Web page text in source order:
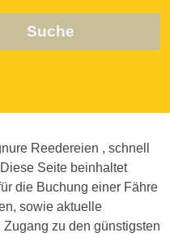
Suche
Reedereien , schnell
Seite beinhaltet
die Buchung einer Fähre
sowie aktuelle
zu den günstigsten